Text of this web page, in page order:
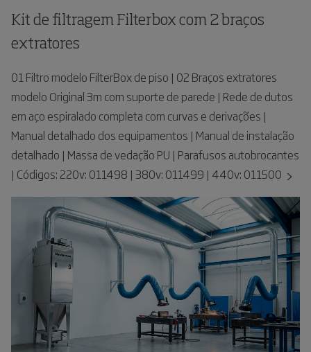
Kit de filtragem Filterbox com 2 braços
extratores
01 Filtro modelo FilterBox de piso | 02 Braços extratores
modelo Original 3m com suporte de parede | Rede de dutos
em aço espiralado completa com curvas e derivações |
Manual detalhado dos equipamentos | Manual de instalação
detalhado | Massa de vedação PU | Parafusos autobrocantes
| Códigos: 220v: 011498 | 380v: 011499 | 440v: 011500